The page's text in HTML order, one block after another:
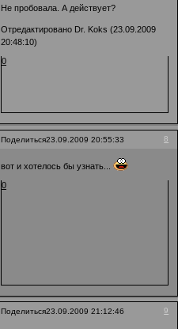
Не пробовала. А действует?
Отредактировано Dr. Koks (23.09.2009
20:48:10)
0
Поделиться 8
23.09.2009 20:55:33
вот и хотелось бы узнать...
0
Поделиться 9
23.09.2009 21:12:46